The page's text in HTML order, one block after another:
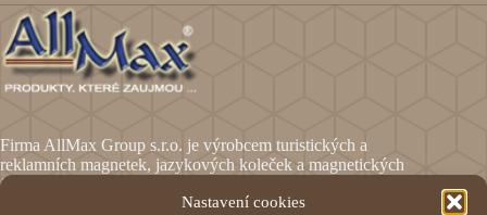
Nastavení cookies
Firma AllMax Group s.r.o. je výrobcem turistických a
reklamních magnetek, jazykových koleček a magnetických
fólií.